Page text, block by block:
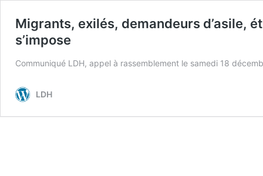
Migrants, exilés, demandeurs d’asile,
s’impose
Communiqué LDH, appel à rassemblement le samedi 18
LDH